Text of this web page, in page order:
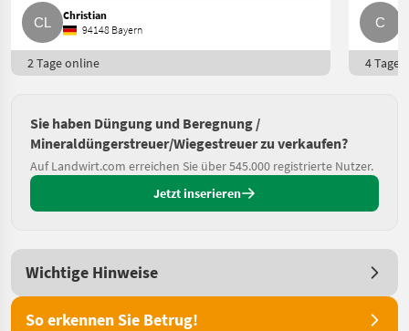
Christian
94148 Bayern
2 Tage online 4 Tage
Sie haben Düngung und Beregnung /
Mineraldüngerstreuer/Wiegestreuer zu verkaufen?
Auf Landwirt.com erreichen Sie über 545.000 registrierte Nutzer.
Jetzt inserieren
Wichtige Hinweise
So erkennen Sie Betrug!